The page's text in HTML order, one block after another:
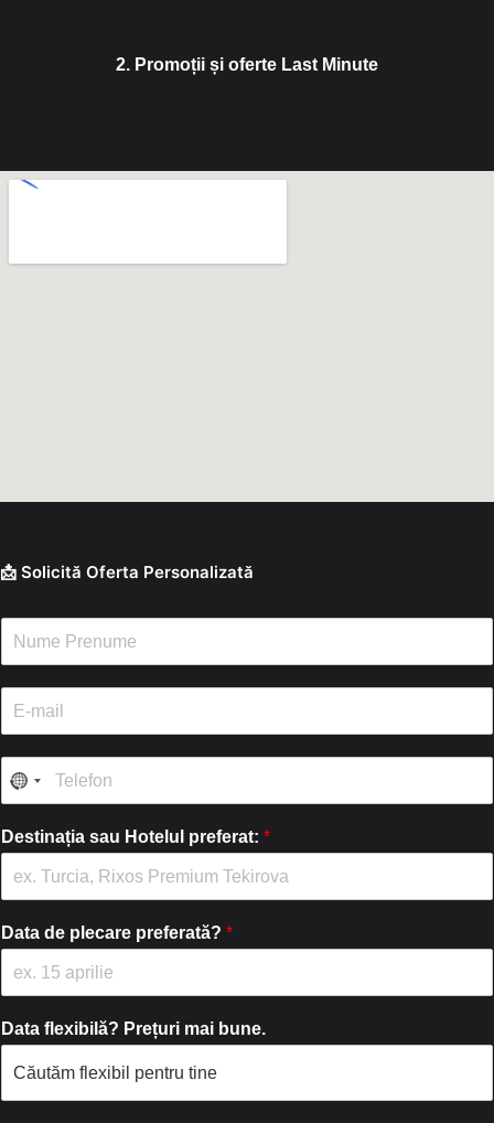
2. Promoții și oferte Last Minute
📩 Solicită Oferta Personalizată
m
e
P
r
n
u
m
m
a
l
*
l
e
f
n
Destinația sau Hotelul preferat: *
Data de plecare preferată? *
Data flexibilă? Prețuri mai bune.